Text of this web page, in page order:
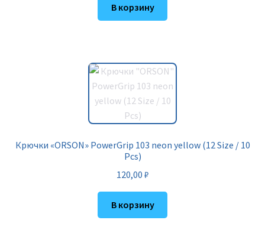
В корзину
Крючки «ORSON» PowerGrip 103 neon yellow (12 Size / 10
Pcs)
120,00 ₽
В корзину